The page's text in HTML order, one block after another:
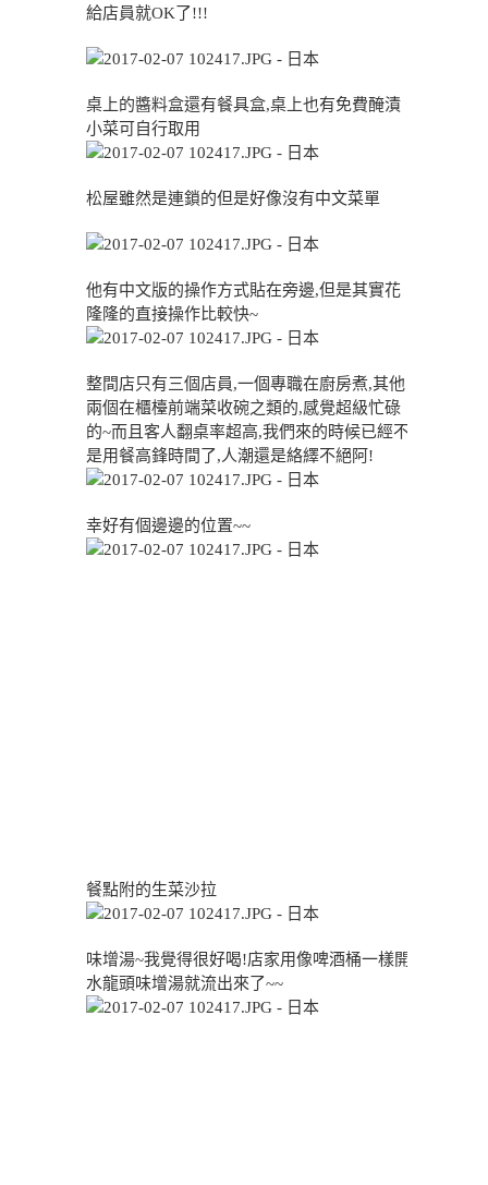
給店員就OK了!!!
桌上的醬料盒還有餐具盒,桌上也有免費醃漬
小菜可自行取用
松屋雖然是連鎖的但是好像沒有中文菜單
他有中文版的操作方式貼在旁邊,但是其實花
隆隆的直接操作比較快~
整間店只有三個店員,一個專職在廚房煮,其他
兩個在櫃檯前端菜收碗之類的,感覺超級忙碌
的~而且客人翻桌率超高,我們來的時候已經不
是用餐高鋒時間了,人潮還是絡繹不絕阿!
幸好有個邊邊的位置~~
餐點附的生菜沙拉
味增湯~我覺得很好喝!店家用像啤酒桶一樣開
水龍頭味增湯就流出來了~~